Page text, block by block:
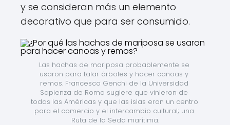
y se consideran más un elemento
decorativo que para ser consumido.
Las hachas de mariposa probablemente se
usaron para talar árboles y hacer canoas y
remos. Francesco Genchi de la Universidad
Sapienza de Roma sugiere que vinieron de
todas las Américas y que las islas eran un centro
para el comercio y el intercambio cultural; una
Ruta de la Seda marítima.